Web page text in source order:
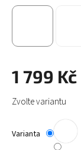
1 799 Kč
Měrná
cena:
Zvolte variantu
Varianta